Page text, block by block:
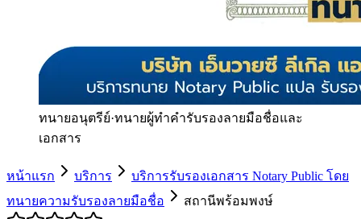
ทนายอนุตรีย์·ทนายผู้ทำคำรับรองลายมือชื่อและ
เอกสาร
หน้าแรก บริการ
บริการรับรองเอกสาร Notary Public โดย
ทนายความรับรองลายมือชื่อ
สถานีพร้อมพงษ์